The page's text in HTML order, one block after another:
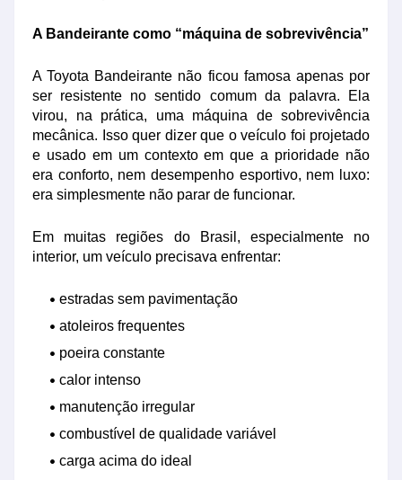
A Bandeirante como “máquina de sobrevivência”
A Toyota Bandeirante não ficou famosa apenas por
ser resistente no sentido comum da palavra. Ela
virou, na prática, uma máquina de sobrevivência
mecânica. Isso quer dizer que o veículo foi projetado
e usado em um contexto em que a prioridade não
era conforto, nem desempenho esportivo, nem luxo:
era simplesmente não parar de funcionar.
Em muitas regiões do Brasil, especialmente no
interior, um veículo precisava enfrentar:
estradas sem pavimentação
atoleiros frequentes
poeira constante
calor intenso
manutenção irregular
combustível de qualidade variável
carga acima do ideal